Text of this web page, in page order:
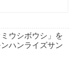
ウシボウシ」を
ハンライズサン